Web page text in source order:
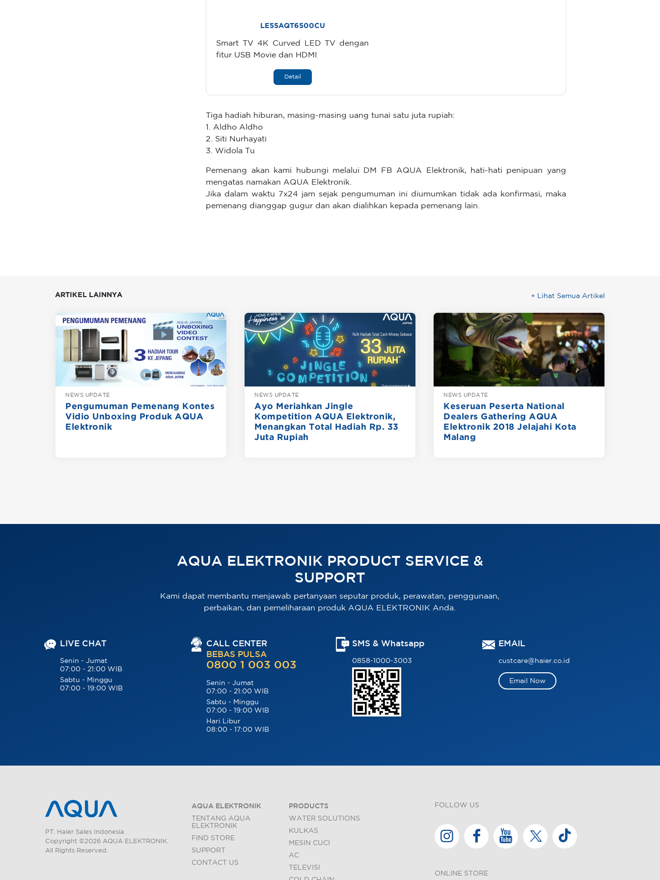
LE55AQT6500CU
Smart TV 4K Curved LED TV dengan
fitur USB Movie dan HDMI
Detail
Tiga hadiah hiburan, masing-masing uang tunai satu juta rupiah:
1. Aldho Aldho
2. Siti Nurhayati
3. Widola Tu
Pemenang akan kami hubungi melalui DM FB AQUA Elektronik, hati-hati penipuan yang
mengatas namakan AQUA Elektronik.
Jika dalam waktu 7x24 jam sejak pengumuman ini diumumkan tidak ada konfirmasi, maka
pemenang dianggap gugur dan akan dialihkan kepada pemenang lain.
ARTIKEL LAINNYA + Lihat Semua Artikel
NEWS UPDATE
Pengumuman Pemenang Kontes
Vidio Unboxing Produk AQUA
Elektronik
NEWS UPDATE
Ayo Meriahkan Jingle
Kompetition AQUA Elektronik,
Menangkan Total Hadiah Rp. 33
Juta Rupiah
NEWS UPDATE
Keseruan Peserta National
Dealers Gathering AQUA
Elektronik 2018 Jelajahi Kota
Malang
AQUA ELEKTRONIK PRODUCT SERVICE &
SUPPORT
Kami dapat membantu menjawab pertanyaan seputar produk, perawatan, penggunaan,
perbaikan, dan pemeliharaan produk AQUA ELEKTRONIK Anda.
LIVE CHAT
Senin - Jumat
07:00 - 21:00 WIB
Sabtu - Minggu
07:00 - 19:00 WIB
CALL CENTER
BEBAS PULSA
0800 1 003 003
Senin - Jumat
07:00 - 21:00 WIB
Sabtu - Minggu
07:00 - 19:00 WIB
Hari Libur
08:00 - 17:00 WIB
SMS & Whatsapp
0858-1000-3003
EMAIL
custcare@haier.co.id
Email Now
PT. Haier Sales Indonesia
Copyright ©2026 AQUA ELEKTRONIK.
All Rights Reserved.
AQUA ELEKTRONIK
TENTANG AQUA
ELEKTRONIK
FIND STORE
SUPPORT
CONTACT US
PRODUCTS
WATER SOLUTIONS
KULKAS
MESIN CUCI
AC
TELEVISI
FOLLOW US
ONLINE STORE